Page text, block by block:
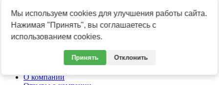
Общественные награды
Академические знаки и медали
Розничный магазин медалей и знаков
Акриловые листы
О компании
Мы используем cookies для улучшения работы сайта.
Нажимая "Принять", вы соглашаетесь с
использованием cookies.
Принять Отклонить